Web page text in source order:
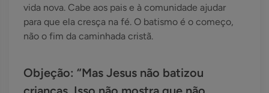
vida nova. Cabe aos pais e à comunidade ajudar
para que ela cresça na fé. O batismo é o começo,
não o fim da caminhada cristã.
Objeção: “Mas Jesus não batizou